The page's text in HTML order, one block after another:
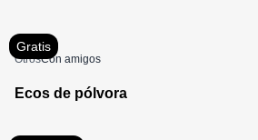
Gratis
OtrosCon amigos
Ecos de pólvora